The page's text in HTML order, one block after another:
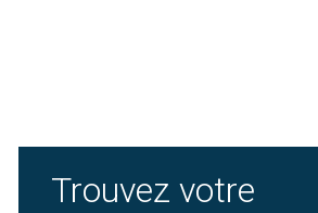
Trouvez votre